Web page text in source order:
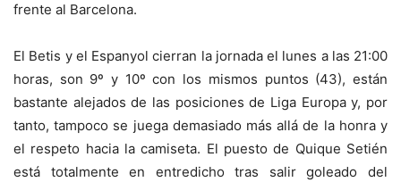
frente al Barcelona.
El Betis y el Espanyol cierran la jornada el lunes a las 21:00
horas, son 9º y 10º con los mismos puntos (43), están
bastante alejados de las posiciones de Liga Europa y, por
tanto, tampoco se juega demasiado más allá de la honra y
el respeto hacia la camiseta. El puesto de Quique Setién
está totalmente en entredicho tras salir goleado del